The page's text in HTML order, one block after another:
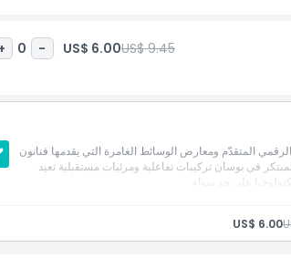
US$ 9.45
US$ 6.00
-
0
من الفن الرقمي المتقدّم ومعارض الوسائط الغامرة التي يقدمها فنانون
في بوسان تركيبات تفاعلية ومرئيات مستقبلية تعيد
على حد سواء
US$ 6.00